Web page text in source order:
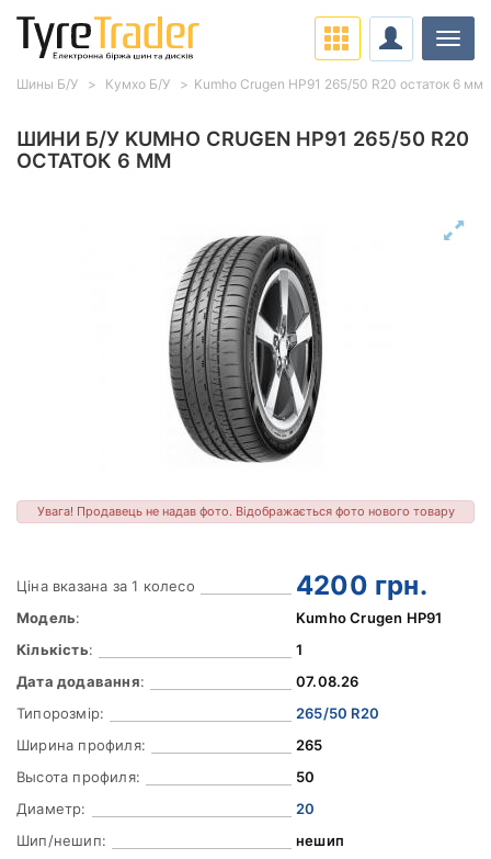
ШИНИ Б/У KUMHO CRUGEN HP91 265/50 R20
ОСТАТОК 6 ММ
Увага! Продавець не надав фото. Відображається фото нового товару
Ціна вказана за 1 колесо 4200 грн.
Модель:
Kumho Crugen HP91
Кількість:
1
Дата додавання:
07.08.26
Типорозмір:
265/50 R20
Ширина профиля:
265
Высота профиля:
50
Диаметр:
20
Шип/нешип:
нешип
Шины Б/У Кумхо Б/У Kumho Crugen HP91 265/50 R20 остаток 6 мм